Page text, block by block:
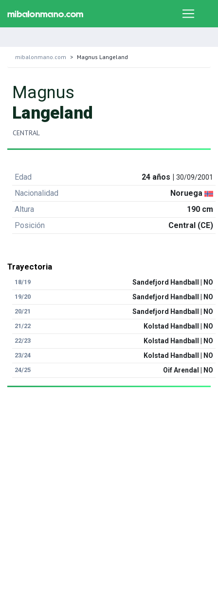
mibalonmano.com Magnus Langeland
Magnus
Langeland
CENTRAL
Edad 24 años |30/09/2001
Nacionalidad
Noruega
Altura
190 cm
Posición
Central (CE)
Trayectoria
18/19 Sandefjord Handball | NO
19/20 Sandefjord Handball | NO
20/21 Sandefjord Handball | NO
21/22 Kolstad Handball | NO
22/23 Kolstad Handball | NO
23/24 Kolstad Handball | NO
24/25 Oif Arendal | NO